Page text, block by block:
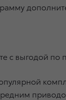
с выгодой